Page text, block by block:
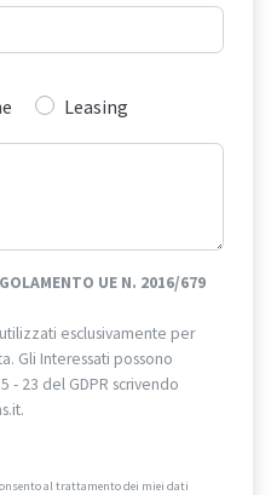
Leasing
UE N. 2016/679
esclusivamente per
Gli Interessati possono
- 23 del GDPR scrivendo
al trattamento dei miei dati